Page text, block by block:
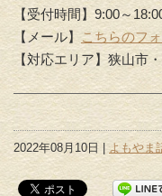
【受付時間】9:00～
【メール】
こちらのフ
【対応エリア】狭山市
2022年08月10日 |よもやま